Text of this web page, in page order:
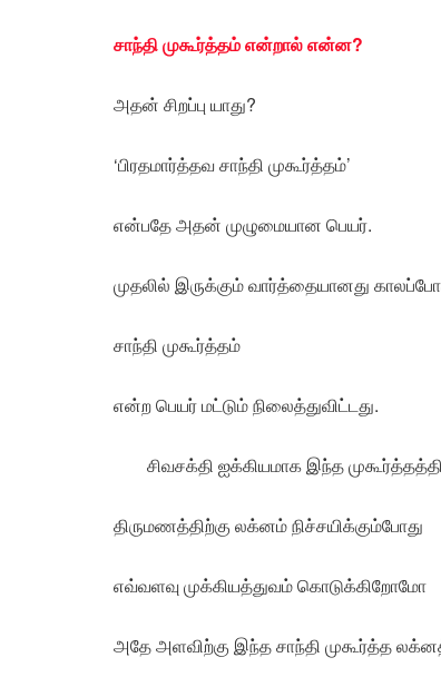
சாந்தி முகூர்த்தம் என்றால் என்ன?
அதன் சிறப்பு யாது?
‘பிரதமார்த்தவ சாந்தி முகூர்த்தம்’
என்பதே அதன் முழுமையான பெயர்.
முதலில் இருக்கும் வார்த்தையானது
சாந்தி முகூர்த்தம்
என்ற பெயர் மட்டும் நிலைத்துவிட்டது.
சிவசக்தி ஐக்கியமாக இந்த
திருமணத்திற்கு லக்னம் நிச்சயிக்கும்போது
எவ்வளவு முக்கியத்துவம் கொடுக்கிறோமோ
அதே அளவிற்கு இந்த சாந்தி முகூர்த்த